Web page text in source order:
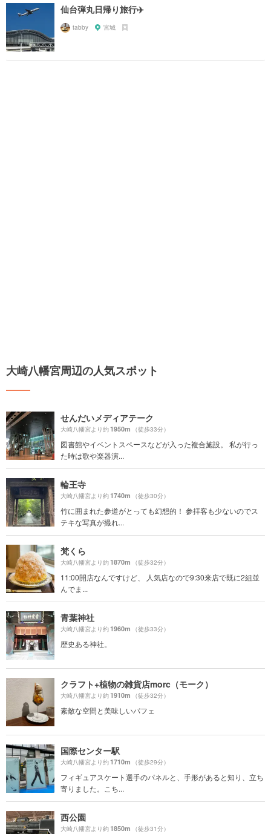
仙台弾丸日帰り旅行✈️
tabby 宮城
大崎八幡宮周辺の人気スポット
せんだいメディアテーク
大崎八幡宮より約1950m （徒歩33分）
図書館やイベントスペースなどが入った複合施設。 私が行っ
た時は歌や楽器演...
輪王寺
大崎八幡宮より約1740m （徒歩30分）
竹に囲まれた参道がとっても幻想的！ 参拝客も少ないのでス
テキな写真が撮れ...
梵くら
大崎八幡宮より約1870m （徒歩32分）
11:00開店なんですけど、 人気店なので9:30来店で既に2組並
んでま...
青葉神社
大崎八幡宮より約1960m （徒歩33分）
歴史ある神社。
クラフト+植物の雑貨店morc（モーク）
大崎八幡宮より約1910m （徒歩32分）
素敵な空間と美味しいパフェ
国際センター駅
大崎八幡宮より約1710m （徒歩29分）
フィギュアスケート選手のパネルと、手形があると知り、立ち
寄りました。こち...
西公園
大崎八幡宮より約1850m （徒歩31分）